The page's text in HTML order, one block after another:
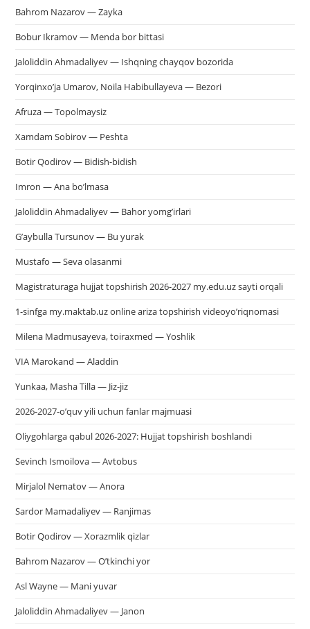
Bahrom Nazarov — Zayka
Bobur Ikramov — Menda bor bittasi
Jaloliddin Ahmadaliyev — Ishqning chayqov bozorida
Yorqinxo’ja Umarov, Noila Habibullayeva — Bezori
Afruza — Topolmaysiz
Xamdam Sobirov — Peshta
Botir Qodirov — Bidish-bidish
Imron — Ana bo’lmasa
Jaloliddin Ahmadaliyev — Bahor yomg’irlari
G’aybulla Tursunov — Bu yurak
Mustafo — Seva olasanmi
Magistraturaga hujjat topshirish 2026-2027 my.edu.uz sayti orqali
1-sinfga my.maktab.uz online ariza topshirish videoyo’riqnomasi
Milena Madmusayeva, toiraxmed — Yoshlik
VIA Marokand — Aladdin
Yunkaa, Masha Tilla — Jiz-jiz
2026-2027-o’quv yili uchun fanlar majmuasi
Oliygohlarga qabul 2026-2027: Hujjat topshirish boshlandi
Sevinch Ismoilova — Avtobus
Mirjalol Nematov — Anora
Sardor Mamadaliyev — Ranjimas
Botir Qodirov — Xorazmlik qizlar
Bahrom Nazarov — O’tkinchi yor
Asl Wayne — Mani yuvar
Jaloliddin Ahmadaliyev — Janon